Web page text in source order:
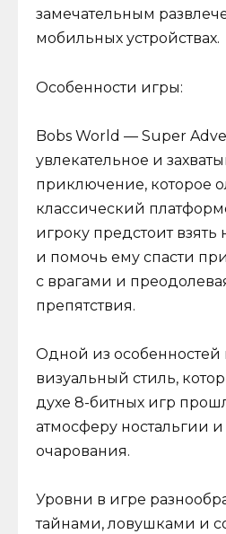
замечательным
мобильных устройствах.
Особенности игры:
Bobs World — Super
увлекательное и
приключение, которое
классический
игроку предстоит взять
и помочь ему спасти
с врагами и
препятствия.
Одной из особенностей
визуальный стиль,
духе 8-битных игр
атмосферу ностальгии
очарования.
Уровни в игре
тайнами, ловушками и